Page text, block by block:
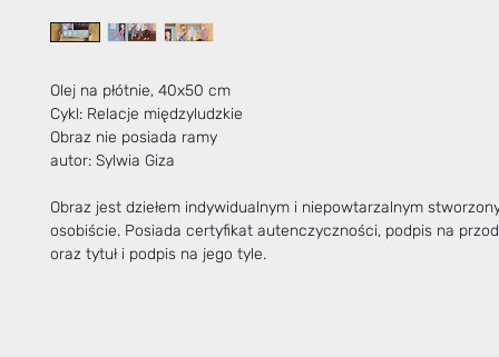
Olej na płótnie, 40x50 cm
Cykl: Relacje międzyludzkie
Obraz nie posiada ramy
autor: Sylwia Giza
Obraz jest dziełem indywidualnym i niepowtarzalnym
osobiście. Posiada certyfikat autenczyczności, podpis na
oraz tytuł i podpis na jego tyle.